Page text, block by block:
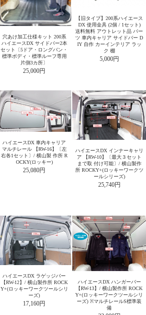
穴あけ加工仕様キット 200系
ハイエースDX サイドバー2本
セット〔5ドア・ロングバン・
標準ボディ・標準ルーフ専用
片側3カ所〕
25,000円
【旧タイプ】200系ハイエース
DX 使用金具 (2個 / 1セット)
送料無料 アウトレット品 パー
ツ 車内キャリア サイドバー D
IY 自作 カーインテリア ラッ
ク 棚
5,000円
ハイエースDX 車内キャリア
マルチレール 【RW-16】〔左
右各1セット〕/ 横山製 作所 R
OCKY(ロッキー)
25,080円
ハイエースDX インナーキャリ
ア 【RW-10】〔最大３セット
まで取 付け可能〕/ 横山製作
所 ROCKY+(ロッキーワークツ
ールシリーズ)
25,740円
ハイエースDX ラゲッジバー
【RW-12】/ 横山製作所 ROCK
Y+(ロッキーワークツールシリ
ーズ)
17,160円
ハイエースDX ハンガーバー
【RW-13】/ 横山製作所 ROCK
Y+(ロッキーワークツールシリ
ーズ) ※マルチレールS標準装
備